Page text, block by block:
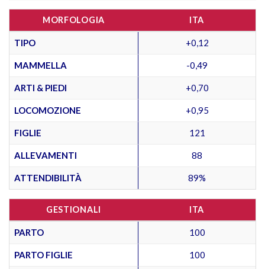
MORFOLOGIA ITA
TIPO +0,12
MAMMELLA -0,49
ARTI & PIEDI +0,70
LOCOMOZIONE +0,95
FIGLIE 121
ALLEVAMENTI 88
ATTENDIBILITÀ 89%
GESTIONALI ITA
PARTO 100
PARTO FIGLIE 100